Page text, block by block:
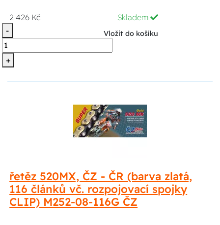
2 426 Kč
Skladem
-
+
Vložit do košíku
řetěz 520MX, ČZ - ČR (barva zlatá,
116 článků vč. rozpojovací spojky
CLIP) M252-08-116G ČZ